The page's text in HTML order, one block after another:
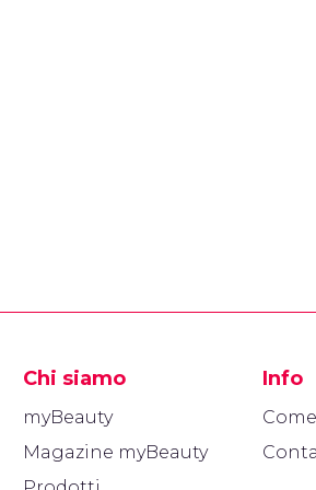
Chi siamo
myBeauty
Magazine myBeauty
Info